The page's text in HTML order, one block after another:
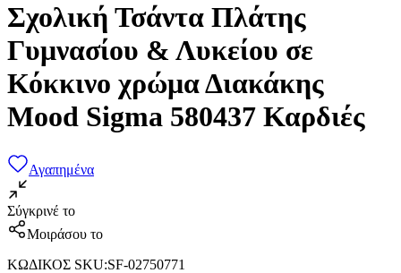
Σχολική Τσάντα Πλάτης
Γυμνασίου & Λυκείου σε
Κόκκινο χρώμα Διακάκης
Mood Sigma 580437 Καρδιές
Αγαπημένα
Σύγκρινέ το
Μοιράσου το
ΚΩΔΙΚΟΣ SKU:SF-02750771